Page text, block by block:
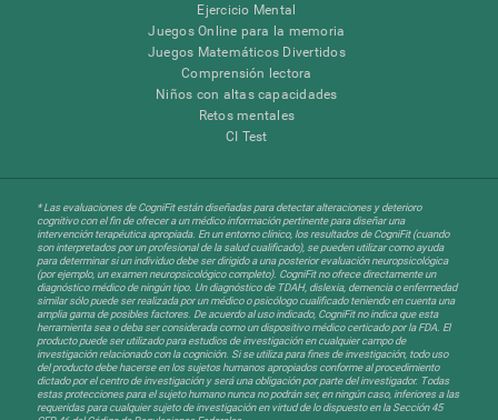
Ejercicio Mental
Juegos Online para la memoria
Juegos Matemáticos Divertidos
Comprensión lectora
Niños con altas capacidades
Retos mentales
CI Test
* Las evaluaciones de CogniFit están diseñadas para detectar alteraciones y deterioro
cognitivo con el fin de ofrecer a un médico información pertinente para diseñar una
intervención terapéutica apropiada. En un entorno clínico, los resultados de CogniFit (cuando
son interpretados por un profesional de la salud cualificado), se pueden utilizar como ayuda
para determinar si un individuo debe ser dirigido a una posterior evaluación neuropsicológica
(por ejemplo, un examen neuropsicológico completo). CogniFit no ofrece directamente un
diagnóstico médico de ningún tipo. Un diagnóstico de TDAH, dislexia, demencia o enfermedad
similar sólo puede ser realizada por un médico o psicólogo cualificado teniendo en cuenta una
amplia gama de posibles factores. De acuerdo al uso indicado, CogniFit no indica que esta
herramienta sea o deba ser considerada como un dispositivo médico certicado por la FDA. El
producto puede ser utilizado para estudios de investigación en cualquier campo de
investigación relacionado con la cognición. Si se utiliza para fines de investigación, todo uso
del producto debe hacerse en los sujetos humanos apropiados conforme al procedimiento
dictado por el centro de investigación y será una obligación por parte del investigador. Todas
estas protecciones para el sujeto humano nunca no podrán ser, en ningún caso, inferiores a las
requeridas para cualquier sujeto de investigación en virtud de lo dispuesto en la Sección 45